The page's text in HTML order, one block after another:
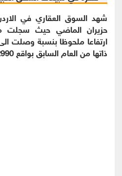
شهد السوق العقاري في
حزيران الماضي حيث سجلت
ذاتها من العام السابق بواقع 2990 شقة مباعة.